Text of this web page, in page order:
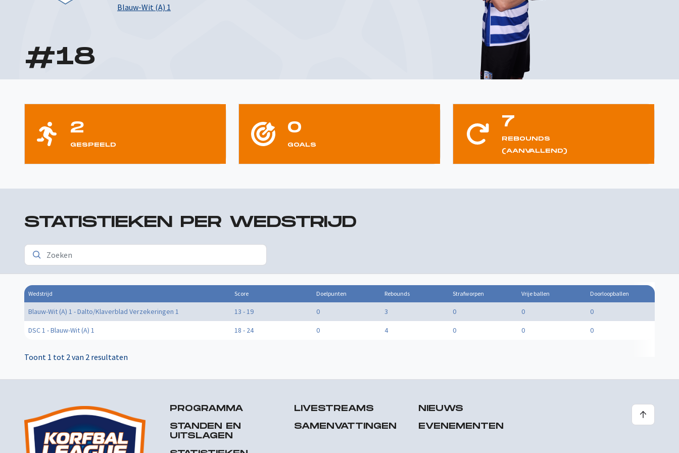
Blauw-Wit (A) 1
#18
2
GESPEELD
0
GOALS
7
REBOUNDS
(AANVALLEND)
STATISTIEKEN PER WEDSTRIJD
Wedstrijd Score Doelpunten Rebounds Strafworpen Vrije ballen Doorloopballen
Blauw-Wit (A) 1 - Dalto/Klaverblad Verzekeringen 1 13 - 19 0 3 0 0 0
DSC 1 - Blauw-Wit (A) 1 18 - 24 0 4 0 0 0
Toont 1 tot 2 van 2 resultaten
PROGRAMMA
STANDEN EN
UITSLAGEN
LIVESTREAMS
SAMENVATTINGEN
NIEUWS
EVENEMENTEN